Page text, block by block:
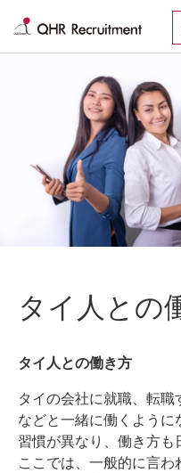
タイ人との
タイ人との働き方
タイの会社に就職、転
などと一緒に働くよう
習慣が異なり、働き方
ここでは、一般的に言